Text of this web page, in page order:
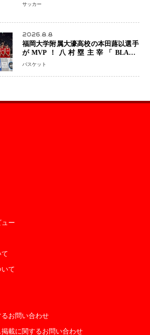
サッカー
2026.8.8
福岡大学附属大濠高校の本田蕗以選手
がMVP！八村塁主宰「BLACK
SAMURAI SUMMIT 2026」で存在
なった」
バスケット
ー
て
お問い合わせ
載に関するお問い合わせ